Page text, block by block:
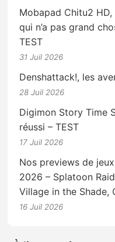
Mobapad Chitu2
qui n’a pas grand
TEST
31 Juil 2026
Denshattack!, les
28 Juil 2026
Digimon Story Time
réussi – TEST
17 Juil 2026
Nos previews de
2026 – Splatoon
Village in the Shade,
16 Juil 2026